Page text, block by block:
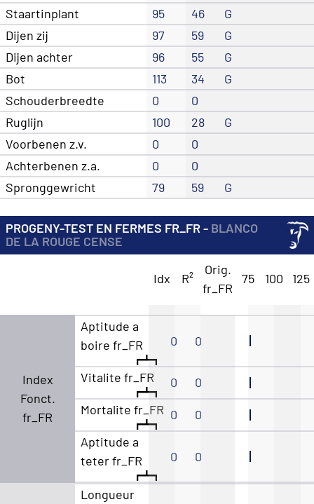
Staartinplant
95 46
G
Dijen zij
97 59
G
Dijen achter
96 55
G
Bot
113 34
G
Schouderbreedte
0
0
Ruglijn
100 28
G
Voorbenen z.v.
0
0
Achterbenen z.a.
0
0
Spronggewricht
79 59 G
PROGENY-TEST EN FERMES FR_FR - BLANCO
DE LA ROUGE CENSE
Idx R²
Orig.
fr_FR
75 100 125
Index
Fonct.
fr_FR
Aptitude a
boire fr_FR
0 0
Vitalite fr_FR 0
0
Mortalite fr_FR 0
0
Aptitude a
teter fr_FR
0 0
Longueur